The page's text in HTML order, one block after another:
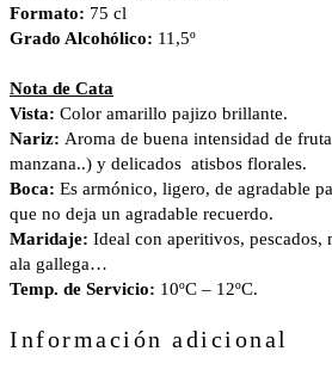
Formato: 75 cl
Grado Alcohólico: 11,5º
Nota de Cata
Vista: Color amarillo pajizo brillante.
Nariz: Aroma de buena intensidad de
manzana..) y delicados atisbos florales.
Boca: Es armónico, ligero, de agradable
que no deja un agradable recuerdo.
Maridaje: Ideal con aperitivos, pescados,
ala gallega…
Temp. de Servicio: 10ºC – 12ºC.
Información adicional